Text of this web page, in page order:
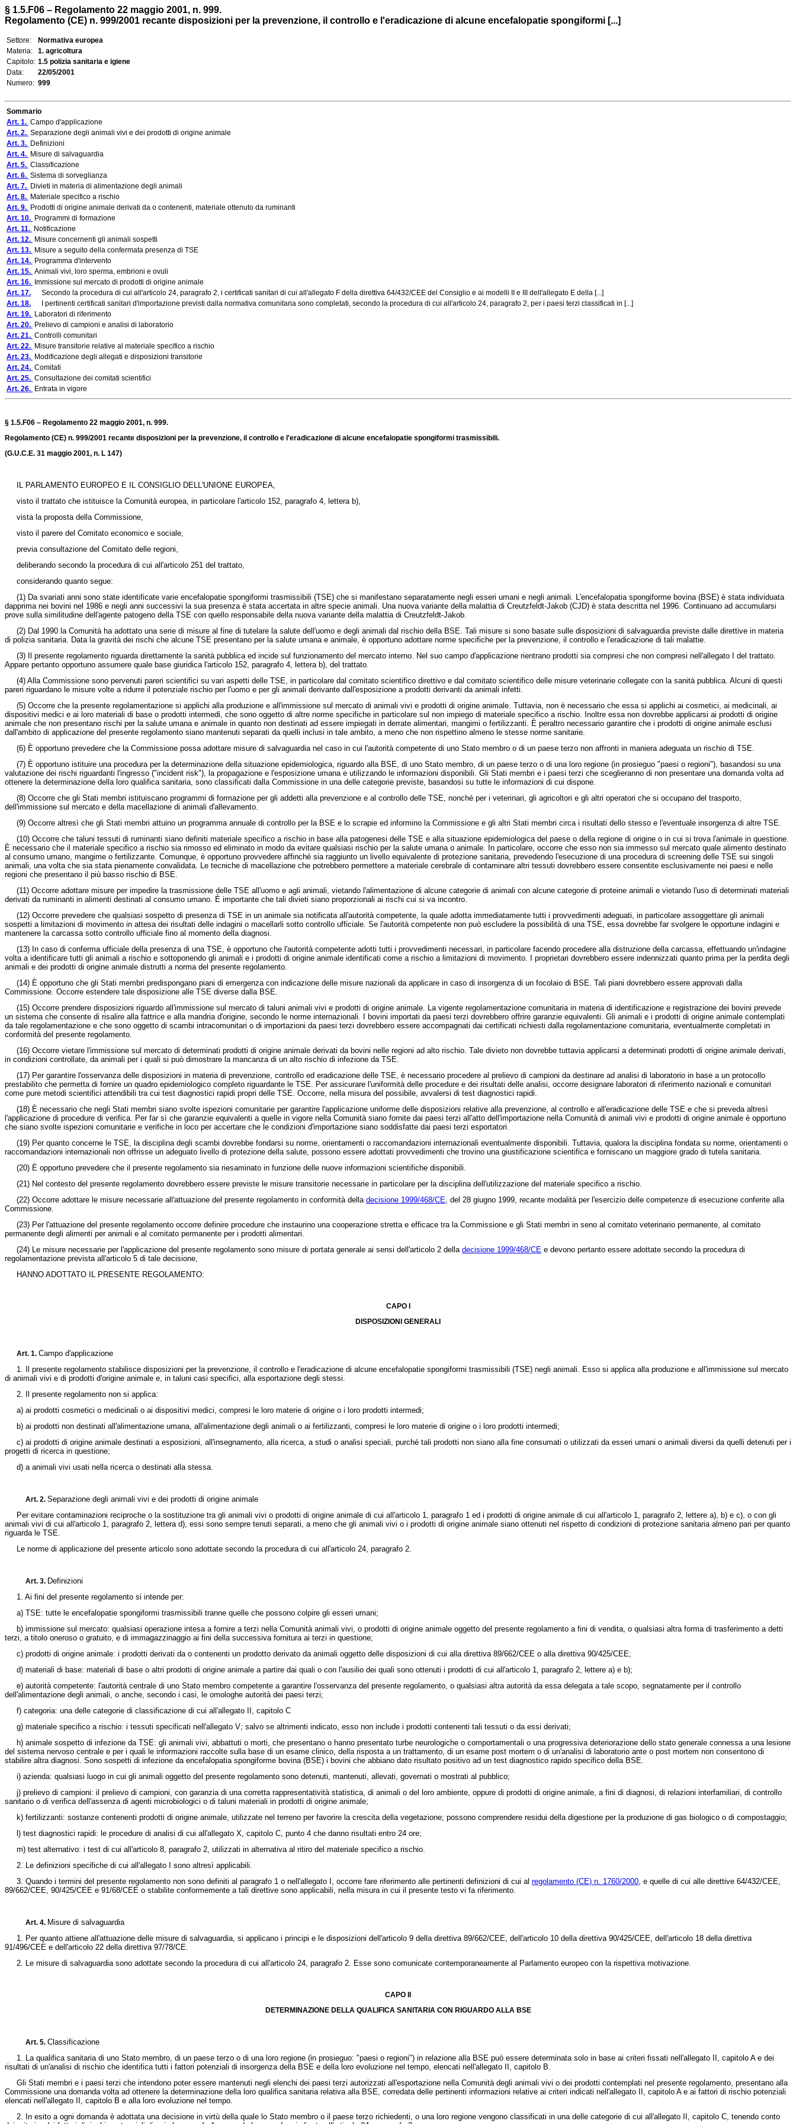
§ 1.5.F06 – Regolamento 22 maggio 2001, n. 999.
Regolamento (CE) n. 999/2001 recante disposizioni per la prevenzione, il controllo e l'eradicazione di alcune encefalopatie spongiformi [...]
Settore:
Normativa europea
Materia:
1. agricoltura
Capitolo: 1.5 polizia sanitaria e igiene
Data:
22/05/2001
Numero: 999
Sommario
Art. 1. Campo d'applicazione
Art. 2. Separazione degli animali vivi e dei prodotti di origine animale
Art. 3. Definizioni
Art. 4. Misure di salvaguardia
Art. 5. Classificazione
Art. 6. Sistema di sorveglianza
Art. 7. Divieti in materia di alimentazione degli animali
Art. 8. Materiale specifico a rischio
Art. 9. Prodotti di origine animale derivati da o contenenti, materiale ottenuto da ruminanti
Art. 10. Programmi di formazione
Art. 11. Notificazione
Art. 12. Misure concernenti gli animali sospetti
Art. 13. Misure a seguito della confermata presenza di TSE
Art. 14. Programma d'intervento
Art. 15. Animali vivi, loro sperma, embrioni e ovuli
Art. 16.
Immissione sul mercato di prodotti di origine animale
Art. 17. Secondo la procedura di cui all'articolo 24, paragrafo 2, i certificati sanitari di cui all'allegato F della direttiva 64/432/CEE del Consiglio e ai modelli II e III dell'allegato E della [...]
Art. 18. I pertinenti certificati sanitari d'importazione previsti dalla normativa comunitaria sono completati, secondo la procedura di cui all'articolo 24, paragrafo 2, per i paesi terzi classificati in [...]
Art. 19. Laboratori di riferimento
Art. 20. Prelievo di campioni e analisi di laboratorio
Art. 21. Controlli comunitari
Art. 22. Misure transitorie relative al materiale specifico a rischio
Art. 23. Modificazione degli allegati e disposizioni transitorie
Art. 24. Comitati
Art. 25. Consultazione dei comitati scientifici
Art. 26. Entrata in vigore
§ 1.5.F06 – Regolamento 22 maggio 2001, n. 999.
Regolamento (CE) n. 999/2001 recante disposizioni per la prevenzione, il controllo e l'eradicazione di alcune encefalopatie spongiformi trasmissibili.
(G.U.C.E. 31 maggio 2001, n. L 147)
IL PARLAMENTO EUROPEO E IL CONSIGLIO DELL'UNIONE EUROPEA,
visto il trattato che istituisce la Comunità europea, in particolare l'articolo 152, paragrafo 4, lettera b),
vista la proposta della Commissione,
visto il parere del Comitato economico e sociale,
previa consultazione del Comitato delle regioni,
deliberando secondo la procedura di cui all'articolo 251 del trattato,
considerando quanto segue:
(1) Da svariati anni sono state identificate varie encefalopatie spongiformi trasmissibili (TSE) che si manifestano separatamente negli esseri umani e negli animali. L'encefalopatia spongiforme bovina (BSE) è stata individuata
dapprima nei bovini nel 1986 e negli anni successivi la sua presenza è stata accertata in altre specie animali. Una nuova variante della malattia di Creutzfeldt-Jakob (CJD) è stata descritta nel 1996. Continuano ad accumularsi
prove sulla similitudine dell'agente patogeno della TSE con quello responsabile della nuova variante della malattia di Creutzfeldt-Jakob.
(2) Dal 1990 la Comunità ha adottato una serie di misure al fine di tutelare la salute dell'uomo e degli animali dal rischio della BSE. Tali misure si sono basate sulle disposizioni di salvaguardia previste dalle direttive in materia
di polizia sanitaria. Data la gravità dei rischi che alcune TSE presentano per la salute umana e animale, è opportuno adottare norme specifiche per la prevenzione, il controllo e l'eradicazione di tali malattie.
(3) Il presente regolamento riguarda direttamente la sanità pubblica ed incide sul funzionamento del mercato interno. Nel suo campo d'applicazione rientrano prodotti sia compresi che non compresi nell'allegato I del trattato.
Appare pertanto opportuno assumere quale base giuridica l'articolo 152, paragrafo 4, lettera b), del trattato.
(4) Alla Commissione sono pervenuti pareri scientifici su vari aspetti delle TSE, in particolare dal comitato scientifico direttivo e dal comitato scientifico delle misure veterinarie collegate con la sanità pubblica. Alcuni di questi
pareri riguardano le misure volte a ridurre il potenziale rischio per l'uomo e per gli animali derivante dall'esposizione a prodotti derivanti da animali infetti.
(5) Occorre che la presente regolamentazione si applichi alla produzione e all'immissione sul mercato di animali vivi e prodotti di origine animale. Tuttavia, non è necessario che essa si applichi ai cosmetici, ai medicinali, ai
dispositivi medici e ai loro materiali di base o prodotti intermedi, che sono oggetto di altre norme specifiche in particolare sul non impiego di materiale specifico a rischio. Inoltre essa non dovrebbe applicarsi ai prodotti di origine
animale che non presentano rischi per la salute umana e animale in quanto non destinati ad essere impiegati in derrate alimentari, mangimi o fertilizzanti. È peraltro necessario garantire che i prodotti di origine animale esclusi
dall'ambito di applicazione del presente regolamento siano mantenuti separati da quelli inclusi in tale ambito, a meno che non rispettino almeno le stesse norme sanitarie.
(6) È opportuno prevedere che la Commissione possa adottare misure di salvaguardia nel caso in cui l'autorità competente di uno Stato membro o di un paese terzo non affronti in maniera adeguata un rischio di TSE.
(7) È opportuno istituire una procedura per la determinazione della situazione epidemiologica, riguardo alla BSE, di uno Stato membro, di un paese terzo o di una loro regione (in prosieguo "paesi o regioni"), basandosi su una
valutazione dei rischi riguardanti l'ingresso ("incident risk"), la propagazione e l'esposizione umana e utilizzando le informazioni disponibili. Gli Stati membri e i paesi terzi che sceglieranno di non presentare una domanda volta ad
ottenere la determinazione della loro qualifica sanitaria, sono classificati dalla Commissione in una delle categorie previste, basandosi su tutte le informazioni di cui dispone.
(8) Occorre che gli Stati membri istituiscano programmi di formazione per gli addetti alla prevenzione e al controllo delle TSE, nonché per i veterinari, gli agricoltori e gli altri operatori che si occupano del trasporto,
dell'immissione sul mercato e della macellazione di animali d'allevamento.
(9) Occorre altresì che gli Stati membri attuino un programma annuale di controllo per la BSE e lo scrapie ed informino la Commissione e gli altri Stati membri circa i risultati dello stesso e l'eventuale insorgenza di altre TSE.
(10) Occorre che taluni tessuti di ruminanti siano definiti materiale specifico a rischio in base alla patogenesi delle TSE e alla situazione epidemiologica del paese o della regione di origine o in cui si trova l'animale in questione.
È necessario che il materiale specifico a rischio sia rimosso ed eliminato in modo da evitare qualsiasi rischio per la salute umana o animale. In particolare, occorre che esso non sia immesso sul mercato quale alimento destinato
al consumo umano, mangime o fertilizzante. Comunque, è opportuno provvedere affinché sia raggiunto un livello equivalente di protezione sanitaria, prevedendo l'esecuzione di una procedura di screening delle TSE sui singoli
animali, una volta che sia stata pienamente convalidata. Le tecniche di macellazione che potrebbero permettere a materiale cerebrale di contaminare altri tessuti dovrebbero essere consentite esclusivamente nei paesi e nelle
regioni che presentano il più basso rischio di BSE.
(11) Occorre adottare misure per impedire la trasmissione delle TSE all'uomo e agli animali, vietando l'alimentazione di alcune categorie di animali con alcune categorie di proteine animali e vietando l'uso di determinati materiali
derivati da ruminanti in alimenti destinati al consumo umano. È importante che tali divieti siano proporzionali ai rischi cui si va incontro.
(12) Occorre prevedere che qualsiasi sospetto di presenza di TSE in un animale sia notificata all'autorità competente, la quale adotta immediatamente tutti i provvedimenti adeguati, in particolare assoggettare gli animali
sospetti a limitazioni di movimento in attesa dei risultati delle indagini o macellarli sotto controllo ufficiale. Se l'autorità competente non può escludere la possibilità di una TSE, essa dovrebbe far svolgere le opportune indagini e
mantenere la carcassa sotto controllo ufficiale fino al momento della diagnosi.
(13) In caso di conferma ufficiale della presenza di una TSE, è opportuno che l'autorità competente adotti tutti i provvedimenti necessari, in particolare facendo procedere alla distruzione della carcassa, effettuando un'indagine
volta a identificare tutti gli animali a rischio e sottoponendo gli animali e i prodotti di origine animale identificati come a rischio a limitazioni di movimento. I proprietari dovrebbero essere indennizzati quanto prima per la perdita degli
animali e dei prodotti di origine animale distrutti a norma del presente regolamento.
(14) È opportuno che gli Stati membri predispongano piani di emergenza con indicazione delle misure nazionali da applicare in caso di insorgenza di un focolaio di BSE. Tali piani dovrebbero essere approvati dalla
Commissione. Occorre estendere tale disposizione alle TSE diverse dalla BSE.
(15) Occorre prendere disposizioni riguardo all'immissione sul mercato di taluni animali vivi e prodotti di origine animale. La vigente regolamentazione comunitaria in materia di identificazione e registrazione dei bovini prevede
un sistema che consente di risalire alla fattrice e alla mandria d'origine, secondo le norme internazionali. I bovini importati da paesi terzi dovrebbero offrire garanzie equivalenti. Gli animali e i prodotti di origine animale contemplati
da tale regolamentazione e che sono oggetto di scambi intracomunitari o di importazioni da paesi terzi dovrebbero essere accompagnati dai certificati richiesti dalla regolamentazione comunitaria, eventualmente completati in
conformità del presente regolamento.
(16) Occorre vietare l'immissione sul mercato di determinati prodotti di origine animale derivati da bovini nelle regioni ad alto rischio. Tale divieto non dovrebbe tuttavia applicarsi a determinati prodotti di origine animale derivati,
in condizioni controllate, da animali per i quali si può dimostrare la mancanza di un alto rischio di infezione da TSE.
(17) Per garantire l'osservanza delle disposizioni in materia di prevenzione, controllo ed eradicazione delle TSE, è necessario procedere al prelievo di campioni da destinare ad analisi di laboratorio in base a un protocollo
prestabilito che permetta di fornire un quadro epidemiologico completo riguardante le TSE. Per assicurare l'uniformità delle procedure e dei risultati delle analisi, occorre designare laboratori di riferimento nazionali e comunitari
come pure metodi scientifici attendibili tra cui test diagnostici rapidi propri delle TSE. Occorre, nella misura del possibile, avvalersi di test diagnostici rapidi.
(18) È necessario che negli Stati membri siano svolte ispezioni comunitarie per garantire l'applicazione uniforme delle disposizioni relative alla prevenzione, al controllo e all'eradicazione delle TSE e che si preveda altresì
l'applicazione di procedure di verifica. Per far sì che garanzie equivalenti a quelle in vigore nella Comunità siano fornite dai paesi terzi all'atto dell'importazione nella Comunità di animali vivi e prodotti di origine animale è opportuno
che siano svolte ispezioni comunitarie e verifiche in loco per accertare che le condizioni d'importazione siano soddisfatte dai paesi terzi esportatori.
(19) Per quanto concerne le TSE, la disciplina degli scambi dovrebbe fondarsi su norme, orientamenti o raccomandazioni internazionali eventualmente disponibili. Tuttavia, qualora la disciplina fondata su norme, orientamenti o
raccomandazioni internazionali non offrisse un adeguato livello di protezione della salute, possono essere adottati provvedimenti che trovino una giustificazione scientifica e forniscano un maggiore grado di tutela sanitaria.
(20) È opportuno prevedere che il presente regolamento sia riesaminato in funzione delle nuove informazioni scientifiche disponibili.
(21) Nel contesto del presente regolamento dovrebbero essere previste le misure transitorie necessarie in particolare per la disciplina dell'utilizzazione del materiale specifico a rischio.
(22) Occorre adottare le misure necessarie all'attuazione del presente regolamento in conformità della decisione 1999/468/CE, del 28 giugno 1999, recante modalità per l'esercizio delle competenze di esecuzione conferite alla
Commissione.
(23) Per l'attuazione del presente regolamento occorre definire procedure che instaurino una cooperazione stretta e efficace tra la Commissione e gli Stati membri in seno al comitato veterinario permanente, al comitato
permanente degli alimenti per animali e al comitato permanente per i prodotti alimentari.
(24) Le misure necessarie per l'applicazione del presente regolamento sono misure di portata generale ai sensi dell'articolo 2 della decisione 1999/468/CE e devono pertanto essere adottate secondo la procedura di
regolamentazione prevista all'articolo 5 di tale decisione,
HANNO ADOTTATO IL PRESENTE REGOLAMENTO:
CAPO I
DISPOSIZIONI GENERALI
Art. 1. Campo d'applicazione
1. Il presente regolamento stabilisce disposizioni per la prevenzione, il controllo e l'eradicazione di alcune encefalopatie spongiformi trasmissibili (TSE) negli animali. Esso si applica alla produzione e all'immissione sul mercato
di animali vivi e di prodotti d'origine animale e, in taluni casi specifici, alla esportazione degli stessi.
2. Il presente regolamento non si applica:
a) ai prodotti cosmetici o medicinali o ai dispositivi medici, compresi le loro materie di origine o i loro prodotti intermedi;
b) ai prodotti non destinati all'alimentazione umana, all'alimentazione degli animali o ai fertilizzanti, compresi le loro materie di origine o i loro prodotti intermedi;
c) ai prodotti di origine animale destinati a esposizioni, all'insegnamento, alla ricerca, a studi o analisi speciali, purché tali prodotti non siano alla fine consumati o utilizzati da esseri umani o animali diversi da quelli detenuti per i
progetti di ricerca in questione;
d) a animali vivi usati nella ricerca o destinati alla stessa.
Art. 2. Separazione degli animali vivi e dei prodotti di origine animale
Per evitare contaminazioni reciproche o la sostituzione tra gli animali vivi o prodotti di origine animale di cui all'articolo 1, paragrafo 1 ed i prodotti di origine animale di cui all'articolo 1, paragrafo 2, lettere a), b) e c), o con gli
animali vivi di cui all'articolo 1, paragrafo 2, lettera d), essi sono sempre tenuti separati, a meno che gli animali vivi o i prodotti di origine animale siano ottenuti nel rispetto di condizioni di protezione sanitaria almeno pari per quanto
riguarda le TSE.
Le norme di applicazione del presente articolo sono adottate secondo la procedura di cui all'articolo 24, paragrafo 2.
Art. 3. Definizioni
1. Ai fini del presente regolamento si intende per:
a) TSE: tutte le encefalopatie spongiformi trasmissibili tranne quelle che possono colpire gli esseri umani;
b) immissione sul mercato: qualsiasi operazione intesa a fornire a terzi nella Comunità animali vivi, o prodotti di origine animale oggetto del presente regolamento a fini di vendita, o qualsiasi altra forma di trasferimento a detti
terzi, a titolo oneroso o gratuito, e di immagazzinaggio ai fini della successiva fornitura ai terzi in questione;
c) prodotti di origine animale: i prodotti derivati da o contenenti un prodotto derivato da animali oggetto delle disposizioni di cui alla direttiva 89/662/CEE o alla direttiva 90/425/CEE;
d) materiali di base: materiali di base o altri prodotti di origine animale a partire dai quali o con l'ausilio dei quali sono ottenuti i prodotti di cui all'articolo 1, paragrafo 2, lettere a) e b);
e) autorità competente: l'autorità centrale di uno Stato membro competente a garantire l'osservanza del presente regolamento, o qualsiasi altra autorità da essa delegata a tale scopo, segnatamente per il controllo
dell'alimentazione degli animali, o anche, secondo i casi, le omologhe autorità dei paesi terzi;
f) categoria: una delle categorie di classificazione di cui all'allegato II, capitolo C
g) materiale specifico a rischio: i tessuti specificati nell'allegato V; salvo se altrimenti indicato, esso non include i prodotti contenenti tali tessuti o da essi derivati;
h) animale sospetto di infezione da TSE: gli animali vivi, abbattuti o morti, che presentano o hanno presentato turbe neurologiche o comportamentali o una progressiva deteriorazione dello stato generale connessa a una lesione
del sistema nervoso centrale e per i quali le informazioni raccolte sulla base di un esame clinico, della risposta a un trattamento, di un esame post mortem o di un'analisi di laboratorio ante o post mortem non consentono di
stabilire altra diagnosi. Sono sospetti di infezione da encefalopatia spongiforme bovina (BSE) i bovini che abbiano dato risultato positivo ad un test diagnostico rapido specifico della BSE.
i) azienda: qualsiasi luogo in cui gli animali oggetto del presente regolamento sono detenuti, mantenuti, allevati, governati o mostrati al pubblico;
j) prelievo di campioni: il prelievo di campioni, con garanzia di una corretta rappresentatività statistica, di animali o del loro ambiente, oppure di prodotti di origine animale, a fini di diagnosi, di relazioni interfamiliari, di controllo
sanitario o di verifica dell'assenza di agenti microbiologici o di taluni materiali in prodotti di origine animale;
k) fertilizzanti: sostanze contenenti prodotti di origine animale, utilizzate nel terreno per favorire la crescita della vegetazione; possono comprendere residui della digestione per la produzione di gas biologico o di compostaggio;
l) test diagnostici rapidi: le procedure di analisi di cui all'allegato X, capitolo C, punto 4 che danno risultati entro 24 ore;
m) test alternativo: i test di cui all'articolo 8, paragrafo 2, utilizzati in alternativa al ritiro del materiale specifico a rischio.
2. Le definizioni specifiche di cui all'allegato I sono altresì applicabili.
3. Quando i termini del presente regolamento non sono definiti al paragrafo 1 o nell'allegato I, occorre fare riferimento alle pertinenti definizioni di cui al regolamento (CE) n. 1760/2000, e quelle di cui alle direttive 64/432/CEE,
89/662/CEE, 90/425/CEE e 91/68/CEE o stabilite conformemente a tali direttive sono applicabili, nella misura in cui il presente testo vi fa riferimento.
Art. 4. Misure di salvaguardia
1. Per quanto attiene all'attuazione delle misure di salvaguardia, si applicano i principi e le disposizioni dell'articolo 9 della direttiva 89/662/CEE, dell'articolo 10 della direttiva 90/425/CEE, dell'articolo 18 della direttiva
91/496/CEE e dell'articolo 22 della direttiva 97/78/CE.
2. Le misure di salvaguardia sono adottate secondo la procedura di cui all'articolo 24, paragrafo 2. Esse sono comunicate contemporaneamente al Parlamento europeo con la rispettiva motivazione.
CAPO II
DETERMINAZIONE DELLA QUALIFICA SANITARIA CON RIGUARDO ALLA BSE
Art. 5. Classificazione
1. La qualifica sanitaria di uno Stato membro, di un paese terzo o di una loro regione (in prosieguo: "paesi o regioni") in relazione alla BSE può essere determinata solo in base ai criteri fissati nell'allegato II, capitolo A e dei
risultati di un'analisi di rischio che identifica tutti i fattori potenziali di insorgenza della BSE e della loro evoluzione nel tempo, elencati nell'allegato II, capitolo B.
Gli Stati membri e i paesi terzi che intendono poter essere mantenuti negli elenchi dei paesi terzi autorizzati all'esportazione nella Comunità degli animali vivi o dei prodotti contemplati nel presente regolamento, presentano alla
Commissione una domanda volta ad ottenere la determinazione della loro qualifica sanitaria relativa alla BSE, corredata delle pertinenti informazioni relative ai criteri indicati nell'allegato II, capitolo A e ai fattori di rischio potenziali
elencati nell'allegato II, capitolo B e alla loro evoluzione nel tempo.
2. In esito a ogni domanda è adottata una decisione in virtù della quale lo Stato membro o il paese terzo richiedenti, o una loro regione vengono classificati in una delle categorie di cui all'allegato II, capitolo C, tenendo conto